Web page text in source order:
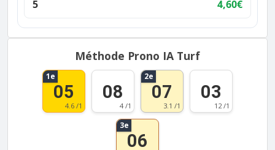
5
4,60€
Méthode Prono IA Turf
1e
05
4.6 /1
08
4 /1
2e
07
3.1 /1
03
12 /1
3e
06